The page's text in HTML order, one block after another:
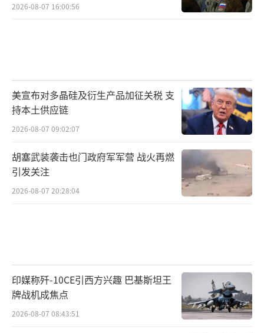
2026-08-07 16:00:56
美宣布对多晶硅及衍生产品加征关税 支
持本土供应链
2026-08-07 09:02:07
胡塞武装袭击也门政府军军营 战火再燃
引发关注
2026-08-07 20:28:04
印媒称歼-10CE引西方兴趣 巴基斯坦王
牌战机成焦点
2026-08-07 08:43:51